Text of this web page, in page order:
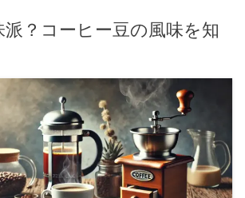
派？コーヒー豆の風味を知